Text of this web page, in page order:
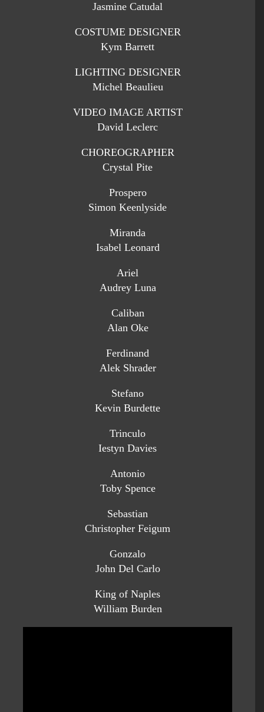
Jasmine Catudal
COSTUME DESIGNER
Kym Barrett
LIGHTING DESIGNER
Michel Beaulieu
VIDEO IMAGE ARTIST
David Leclerc
CHOREOGRAPHER
Crystal Pite
Prospero
Simon Keenlyside
Miranda
Isabel Leonard
Ariel
Audrey Luna
Caliban
Alan Oke
Ferdinand
Alek Shrader
Stefano
Kevin Burdette
Trinculo
Iestyn Davies
Antonio
Toby Spence
Sebastian
Christopher Feigum
Gonzalo
John Del Carlo
King of Naples
William Burden